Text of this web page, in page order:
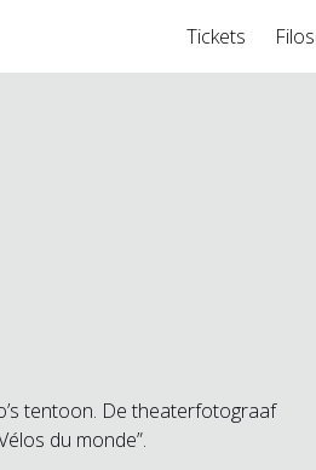
Tickets
tentoon. De theaterfotograaf
du monde”.